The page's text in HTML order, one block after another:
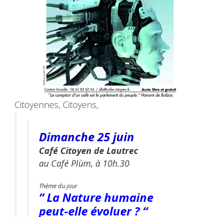
Citoyennes, Citoyens,
Dimanche 25 juin
Café Citoyen de Lautrec
au Café Plùm, à 10h.30
Thème du jour
” La Nature humaine
peut-elle évoluer? “